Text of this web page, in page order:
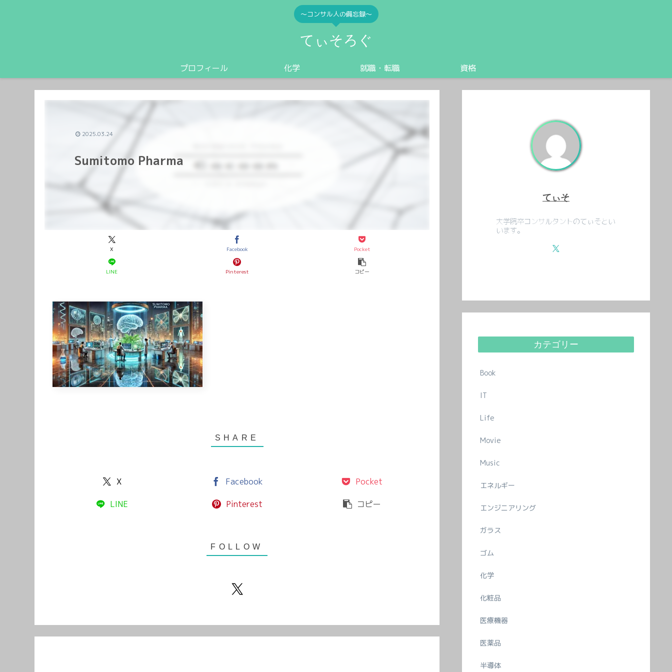
〜コンサル人の備忘録〜
てぃそろぐ
プロフィール 化学 就職・転職 資格
Sumitomo Pharma
X Facebook Pocket
LINE Pinterest コピー
2025.03.24
X Facebook Pocket
LINE Pinterest コピー
てぃそ
大学院卒コンサルタントのてぃそとい
います。
カテゴリー
Book
IT
Life
Movie
Music
エネルギー
エンジニアリング
ガラス
ゴム
化学
化粧品
医療機器
医薬品
半導体